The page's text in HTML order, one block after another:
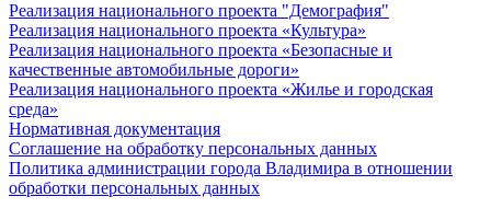
Реализация национального проекта "Демография"
Реализация национального проекта «Культура»
Реализация национального проекта «Безопасные и
качественные автомобильные дороги»
Реализация национального проекта «Жилье и городская
среда»
Нормативная документация
Соглашение на обработку персональных данных
Политика администрации города Владимира в отношении
обработки персональных данных